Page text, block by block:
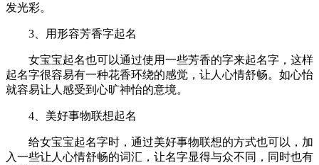
发光彩。
3、用形容芳香字起名
女宝宝起名也可以通过使用一些芳香的字来起名字，这样
起名字很容易有一种花香环绕的感觉，让人心情舒畅。如心怡
就容易让人感受到心旷神怡的意境。
4、美好事物联想起名
给女宝宝起名字时，通过美好事物联想的方式也可以，加
入一些让人心情舒畅的词汇，让名字显得与众不同，同时也有